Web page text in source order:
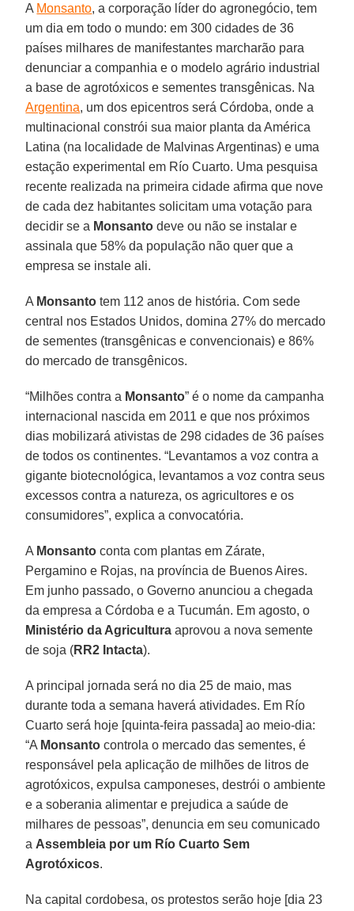
A Monsanto, a corporação líder do agronegócio, tem
um dia em todo o mundo: em 300 cidades de 36
países milhares de manifestantes marcharão para
denunciar a companhia e o modelo agrário industrial
a base de agrotóxicos e sementes transgênicas. Na
Argentina, um dos epicentros será Córdoba, onde a
multinacional constrói sua maior planta da América
Latina (na localidade de Malvinas Argentinas) e uma
estação experimental em Río Cuarto. Uma pesquisa
recente realizada na primeira cidade afirma que nove
de cada dez habitantes solicitam uma votação para
decidir se a Monsanto deve ou não se instalar e
assinala que 58% da população não quer que a
empresa se instale ali.
A Monsanto tem 112 anos de história. Com sede
central nos Estados Unidos, domina 27% do mercado
de sementes (transgênicas e convencionais) e 86%
do mercado de transgênicos.
“Milhões contra a Monsanto” é o nome da campanha
internacional nascida em 2011 e que nos próximos
dias mobilizará ativistas de 298 cidades de 36 países
de todos os continentes. “Levantamos a voz contra a
gigante biotecnológica, levantamos a voz contra seus
excessos contra a natureza, os agricultores e os
consumidores”, explica a convocatória.
A Monsanto conta com plantas em Zárate,
Pergamino e Rojas, na província de Buenos Aires.
Em junho passado, o Governo anunciou a chegada
da empresa a Córdoba e a Tucumán. Em agosto, o
Ministério da Agricultura aprovou a nova semente
de soja (RR2 Intacta).
A principal jornada será no dia 25 de maio, mas
durante toda a semana haverá atividades. Em Río
Cuarto será hoje [quinta-feira passada] ao meio-dia:
“A Monsanto controla o mercado das sementes, é
responsável pela aplicação de milhões de litros de
agrotóxicos, expulsa camponeses, destrói o ambiente
e a soberania alimentar e prejudica a saúde de
milhares de pessoas”, denuncia em seu comunicado
a Assembleia por um Río Cuarto Sem
Agrotóxicos.
Na capital cordobesa, os protestos serão hoje [dia 23